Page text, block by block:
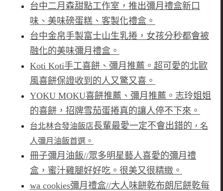
台中二月森甜點工作室，推出彌月禮盒新口
味、美味磅蛋糕、客製化禮盒。
台中金帛手製富士山生乳捲 ，女孩分秒都會被
融化的美味彌月禮盒。
Koti Koti手工喜餅、彌月推薦。超可愛的北歐
風喜餅保證收到的人又驚又喜。
YOKU MOKU喜餅推薦、彌月推薦。志玲姐姐
的喜餅，招牌雪茄蛋捲真的讓人停不下來。
台北林合發油飯店長輩最愛一定不會出錯的 ，名
人彌月油飯首選。
冊子彌月油飯//眾多明星藝人喜愛的彌月禮
盒，蜜汁雞腿好好吃。很美又很精緻。
wa cookies彌月禮盒//大人味餅乾布朗尼餅乾每